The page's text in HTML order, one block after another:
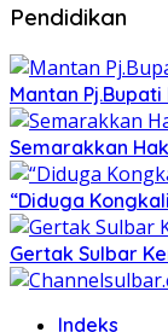
Pendidikan
Mantan
Semarakkan
“Diduga
Gertak Sulbar
Indeks